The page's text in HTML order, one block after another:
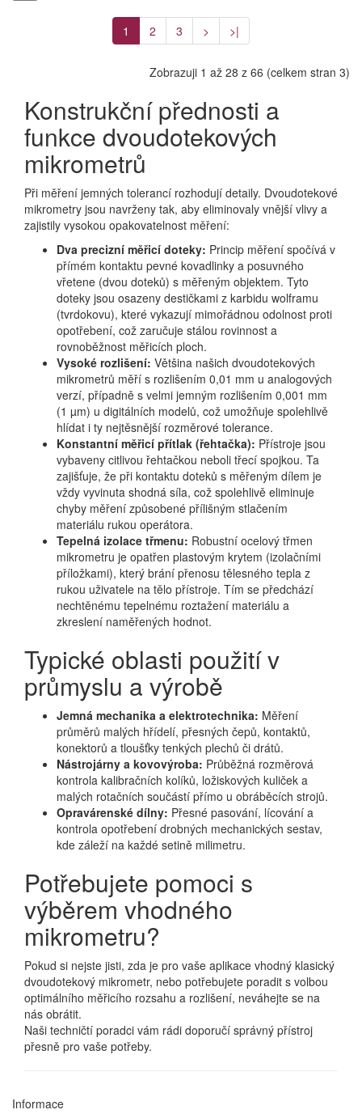
1 2 3 > >|
Zobrazuji 1 až 28 z 66 (celkem stran 3)
Konstrukční přednosti a
funkce dvoudotekových
mikrometrů
Při měření jemných tolerancí rozhodují detaily. Dvoudotekové
mikrometry jsou navrženy tak, aby eliminovaly vnější vlivy a
zajistily vysokou opakovatelnost měření:
Dva precizní měřicí doteky: Princip měření spočívá v
přímém kontaktu pevné kovadlinky a posuvného
vřetene (dvou doteků) s měřeným objektem. Tyto
doteky jsou osazeny destičkami z karbidu wolframu
(tvrdokovu), které vykazují mimořádnou odolnost proti
opotřebení, což zaručuje stálou rovinnost a
rovnoběžnost měřicích ploch.
Vysoké rozlišení: Většina našich dvoudotekových
mikrometrů měří s rozlišením 0,01 mm u analogových
verzí, případně s velmi jemným rozlišením 0,001 mm
(1 µm) u digitálních modelů, což umožňuje spolehlivě
hlídat i ty nejtěsnější rozměrové tolerance.
Konstantní měřicí přítlak (řehtačka): Přístroje jsou
vybaveny citlivou řehtačkou neboli třecí spojkou. Ta
zajišťuje, že při kontaktu doteků s měřeným dílem je
vždy vyvinuta shodná síla, což spolehlivě eliminuje
chyby měření způsobené přílišným stlačením
materiálu rukou operátora.
Tepelná izolace třmenu: Robustní ocelový třmen
mikrometru je opatřen plastovým krytem (izolačními
příložkami), který brání přenosu tělesného tepla z
rukou uživatele na tělo přístroje. Tím se předchází
nechtěnému tepelnému roztažení materiálu a
zkreslení naměřených hodnot.
Typické oblasti použití v
průmyslu a výrobě
Jemná mechanika a elektrotechnika: Měření
průměrů malých hřídelí, přesných čepů, kontaktů,
konektorů a tloušťky tenkých plechů či drátů.
Nástrojárny a kovovýroba: Průběžná rozměrová
kontrola kalibračních kolíků, ložiskových kuliček a
malých rotačních součástí přímo u obráběcích strojů.
Opravárenské dílny: Přesné pasování, lícování a
kontrola opotřebení drobných mechanických sestav,
kde záleží na každé setině milimetru.
Potřebujete pomoci s
výběrem vhodného
mikrometru?
Pokud si nejste jisti, zda je pro vaše aplikace vhodný klasický
dvoudotekový mikrometr, nebo potřebujete poradit s volbou
optimálního měřicího rozsahu a rozlišení, neváhejte se na
nás obrátit.
Naši techničtí poradci vám rádi doporučí správný přístroj
přesně pro vaše potřeby.
Informace